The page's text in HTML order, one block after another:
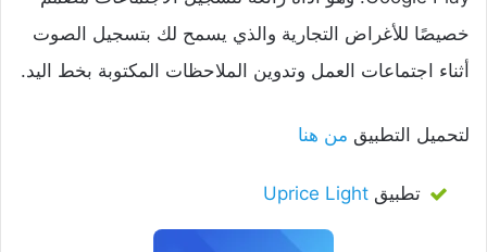
خصيصًا للأغراض التجارية والذي يسمح لك بتسجيل الصوت
أثناء اجتماعات العمل وتدوين الملاحظات المكتوبة بخط اليد.
لتحميل التطبيق من هنا
تطبيق Uprice Light